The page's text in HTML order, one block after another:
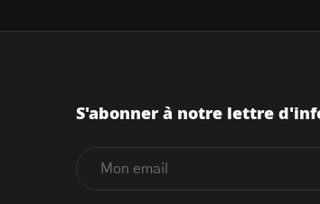
S'abonner à notre lettre